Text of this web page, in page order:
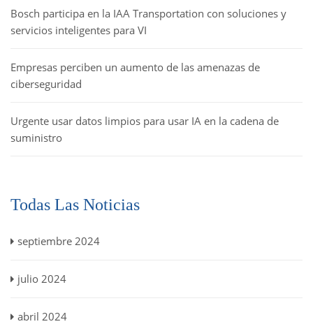
Bosch participa en la IAA Transportation con soluciones y
servicios inteligentes para VI
Empresas perciben un aumento de las amenazas de
ciberseguridad
Urgente usar datos limpios para usar IA en la cadena de
suministro
Todas Las Noticias
septiembre 2024
julio 2024
abril 2024